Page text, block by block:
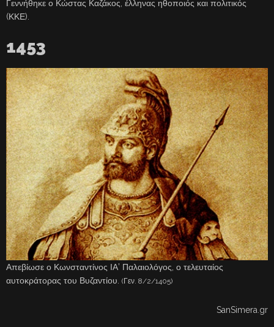
Γεννήθηκε ο Κώστας Καζάκος, έλληνας ηθοποιός και πολιτικός
(ΚΚΕ).
1453
Απεβίωσε ο Κωνσταντίνος ΙΑ’ Παλαιολόγος, ο τελευταίος
αυτοκράτορας του Βυζαντίου. (Γεν. 8/2/1405)
SanSimera.gr